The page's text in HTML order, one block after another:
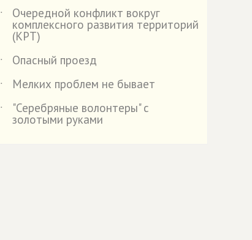
˙
Очередной конфликт вокруг
комплексного развития территорий
(КРТ)
˙
Опасный проезд
˙
Мелких проблем не бывает
˙
"Серебряные волонтеры" с
золотыми руками